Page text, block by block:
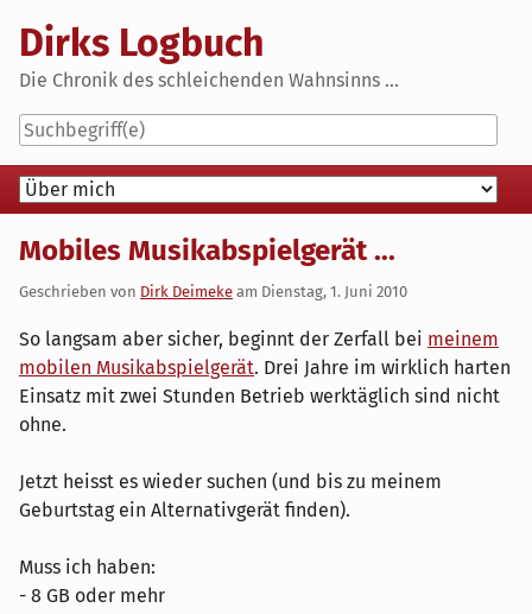
content
Dirks Logbuch
Die Chronik des schleichenden Wahnsinns ...
Navigation
Mobiles Musikabspielgerät ...
Geschrieben von Dirk Deimeke am Dienstag, 1. Juni 2010
So langsam aber sicher, beginnt der Zerfall bei meinem
mobilen Musikabspielgerät. Drei Jahre im wirklich harten
Einsatz mit zwei Stunden Betrieb werktäglich sind nicht
ohne.
Jetzt heisst es wieder suchen (und bis zu meinem
Geburtstag ein Alternativgerät finden).
Muss ich haben:
- 8 GB oder mehr